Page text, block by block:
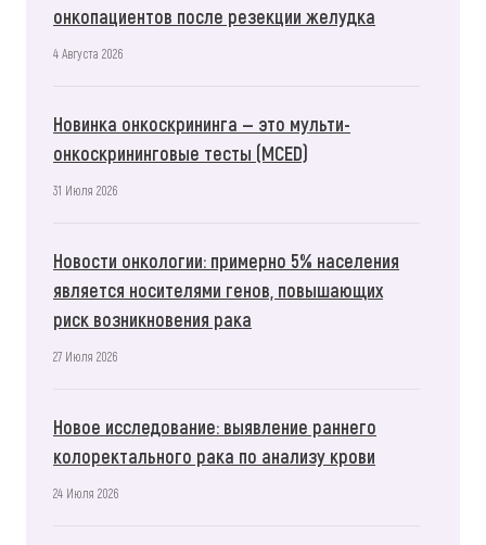
онкопациентов после резекции желудка
4 Августа 2026
Новинка онкоскрининга — это мульти-
онкоскрининговые тесты (MCED)
31 Июля 2026
Новости онкологии: примерно 5% населения
является носителями генов, повышающих
риск возникновения рака
27 Июля 2026
Новое исследование: выявление раннего
колоректального рака по анализу крови
24 Июля 2026